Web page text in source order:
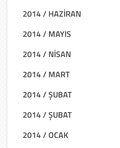
2014 / HAZİRAN
2014 / MAYIS
2014 / NİSAN
2014 / MART
2014 / ŞUBAT
2014 / ŞUBAT
2014 / OCAK